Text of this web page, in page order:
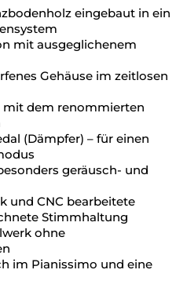
eingebaut in ein
mit ausgeglichenem
Gehäuse im zeitlosen
dem renommierten
(Dämpfer) – für einen
geräusch- und
und CNC bearbeitete
Stimmhaltung
ohne
im Pianissimo und eine